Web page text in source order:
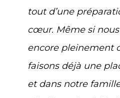
tout d’une
cœur. Même si
encore pleinement
faisons déjà une
et dans notre